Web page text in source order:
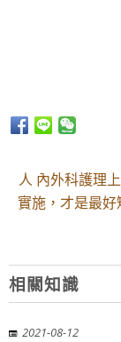
人 內外科護理
實施，才是最
相關知識
2021-08-12